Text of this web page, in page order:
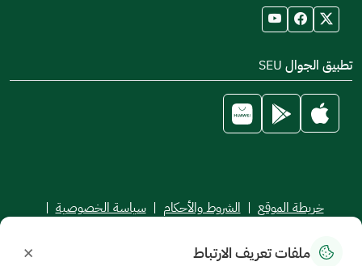
تطبيق الجوال SEU
خريطة الموقع | الشروط والأحكام | سياسة الخصوصية |
جميع الحقوق محفوظة للجامعة السعودية الإلكترونية © 2026
ملفات تعريف الارتباط ×